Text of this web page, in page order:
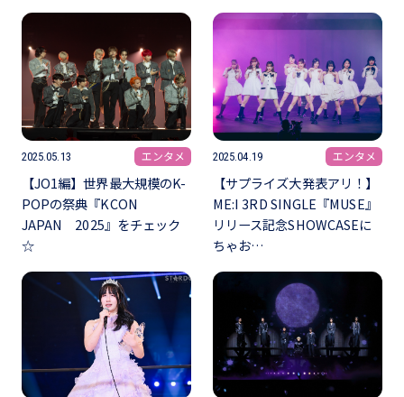
2025.05.13 エンタメ
【JO1編】世界最大規模のK-
POPの祭典『KCON
JAPAN 2025』をチェック
☆
2025.04.19 エンタメ
【サプライズ大発表アリ！】
ME:I 3RD SINGLE『MUSE』
リリース記念SHOWCASEに
ちゃお…